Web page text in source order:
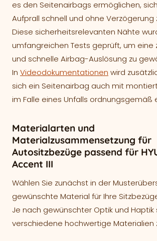
es den Seitenairbags ermöglichen,
Aufprall schnell und ohne Verzögerung
Diese sicherheitsrelevanten Nähte
umfangreichen Tests geprüft, um eine
und schnelle Airbag-Auslösung zu
In Videodokumentationen wird
sich ein Seitenairbag auch mit
im Falle eines Unfalls ordnungsgemäß
Materialarten und
Materialzusammensetzung für
Autositzbezüge passend für
Accent III
Wählen Sie zunächst in der
gewünschte Material für Ihre
Je nach gewünschter Optik und Haptik
verschiedene hochwertige Materialien